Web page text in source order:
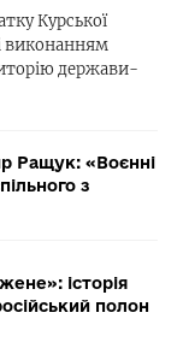
Курської
виконанням
держави-
Ращук: «Воєнні
з
історія
полон